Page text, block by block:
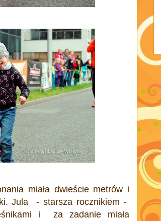
miała dwieście metrów i
Jula - starsza rocznikiem -
i za zadanie miała